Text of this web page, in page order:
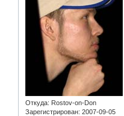
Откуда: Rostov-on-Don
Зарегистрирован: 2007-09-05